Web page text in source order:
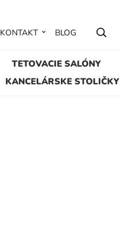
TETOVACIE SALÓNY
KANCELÁRSKE STOLIČKY
KONTAKT BLOG